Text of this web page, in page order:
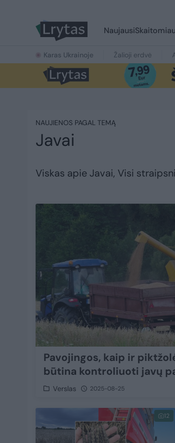
Naujausi
Karas Ukrainoje Žalioji erdvė
NAUJIENOS PAGAL TEMĄ
Javai
Viskas apie Javai, Visi
Pavojingos, kaip ir
būtina kontroliuoti javų
Verslas 2025-08-25
12